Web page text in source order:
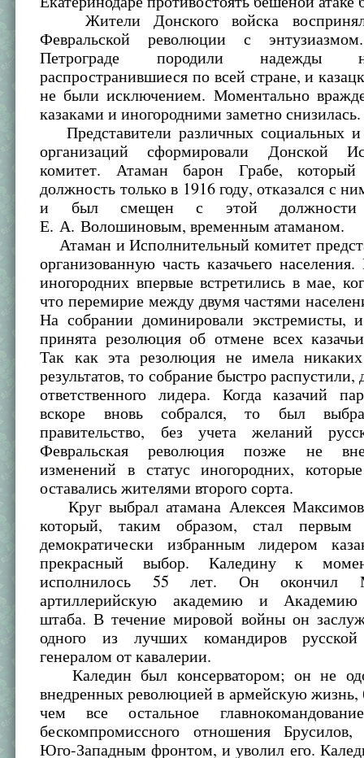
Жители Донского войска
Февральской революции с
Петрограде породили надежды
распространившиеся по всей стране, и
не были исключением. Моментально
казаками и иногородними заметно снизилась.
Представители различных социальных и
организаций сформировали Донской
комитет. Атаман барон Грабе,
должность только в 1916 году, отказался с
и был смещен с этой
Е. А. Волошиновым, временным атаманом.
Атаман и Исполнительный комитет
организованную часть казачьего населения.
иногородних впервые встретились в мае,
что перемирие между двумя частями
На собрании доминировали
принята резолюция об отмене всех
Так как эта резолюция не имела
результатов, то собрание быстро
ответственного лидера. Когда казачий
вскоре вновь собрался, то был
правительство, без учета желаний
Февральская революция позже не
изменений в статус иногородних,
оставались жителями второго сорта.
Круг выбрал атамана Алексея
который, таким образом, стал
демократически избранным лидером
прекрасный выбор. Каледину к
исполнилось 55 лет. Он окончил
артиллерийскую академию и Академию
штаба. В течение мировой войны он
одного из лучших командиров
генералом от кавалерии.
Каледин был консерватором; он не
внедренных революцией в армейскую жизнь,
чем все остальное
бескомпромиссного отношения
Юго-Западным фронтом, и уволил его.